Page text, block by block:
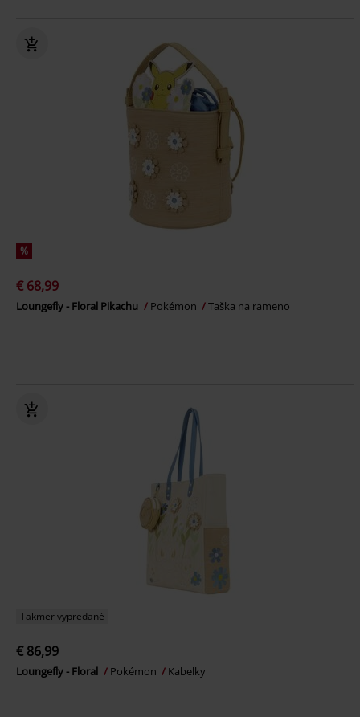
%
€ 68,99
Loungefly - Floral Pikachu Pokémon Taška na rameno
Takmer vypredané
€ 86,99
Loungefly - Floral Pokémon Kabelky